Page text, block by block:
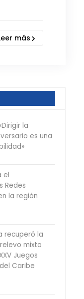
más
la
es una
el
Redes
la región
recuperó la
mixto
Juegos
Caribe